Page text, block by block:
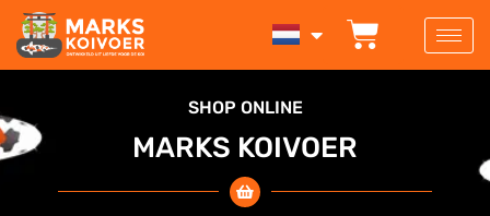
naar
de
SHOP ONLINE
MARKS KOIVOER